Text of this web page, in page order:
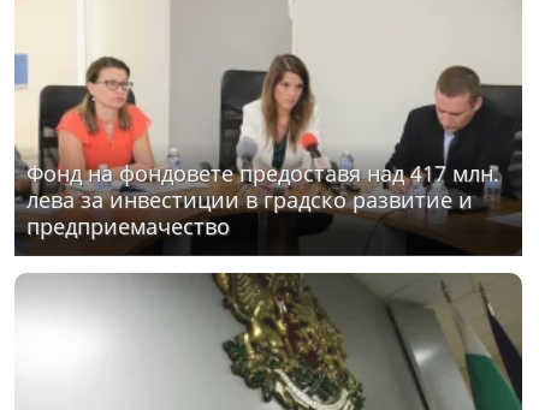
Фонд на фондовете предоставя над 417 млн.
лева за инвестиции в градско развитие и
предприемачество